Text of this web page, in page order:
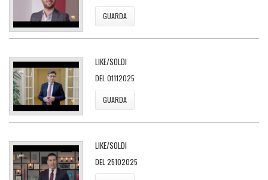
GUARDA
LIKE/SOLDI
DEL 01112025
GUARDA
LIKE/SOLDI
DEL 25102025